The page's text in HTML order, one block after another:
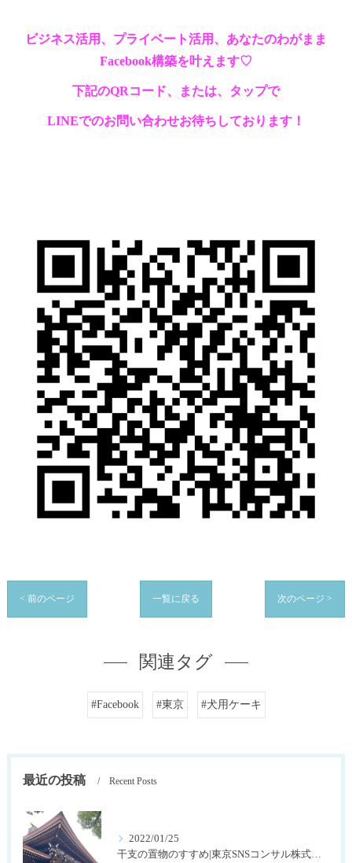
ビジネス活用、プライベート活用、あなたのわがまま
Facebook構築を叶えます♡
下記のQRコード、または、タップで
LINEでのお問い合わせお待ちしております！
< 前のページ 一覧に戻る 次のページ >
関連タグ
#Facebook #東京 #犬用ケーキ
最近の投稿 Recent Posts
2022/01/25
干支の置物のすすめ|東京SNSコンサル株式会社SNOWTIME125